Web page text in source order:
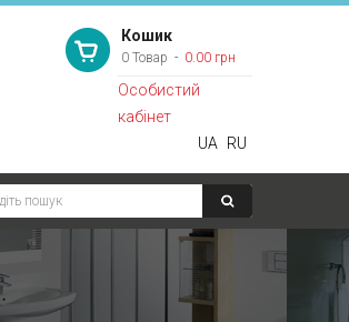
Кошик
0 Товар 0.00 грн
Особистий
кабінет
UA
RU